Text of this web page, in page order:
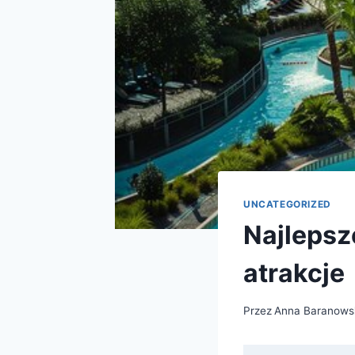
UNCATEGORIZED
atrakcje
PrzezAnna